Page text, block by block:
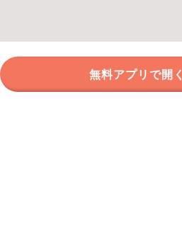
無料アプリで開く